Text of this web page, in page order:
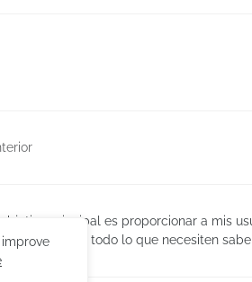
objetivo principal es proporcionar a mis
encontrar todo lo que necesiten